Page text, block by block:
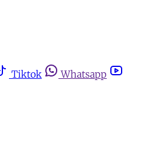
Tiktok Whatsapp